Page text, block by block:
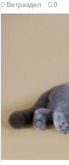
Ветраздел 0